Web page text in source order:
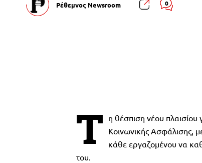
Ρέθεμνος Newsroom 0
Τ η θέσπιση νέου πλαισίου
Κοινωνικής Ασφάλισης,
κάθε εργαζομένου να
του.